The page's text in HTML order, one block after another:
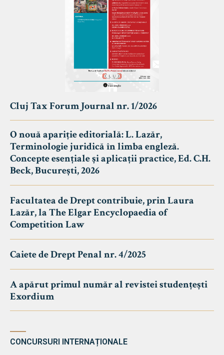
Cluj Tax Forum Journal nr. 1/2026
O nouă apariție editorială: L. Lazăr,
Terminologie juridică în limba engleză.
Concepte esențiale și aplicații practice, Ed. C.H.
Beck, București, 2026
Facultatea de Drept contribuie, prin Laura
Lazăr, la The Elgar Encyclopaedia of
Competition Law
Caiete de Drept Penal nr. 4/2025
A apărut primul număr al revistei studențești
Exordium
CONCURSURI INTERNAȚIONALE